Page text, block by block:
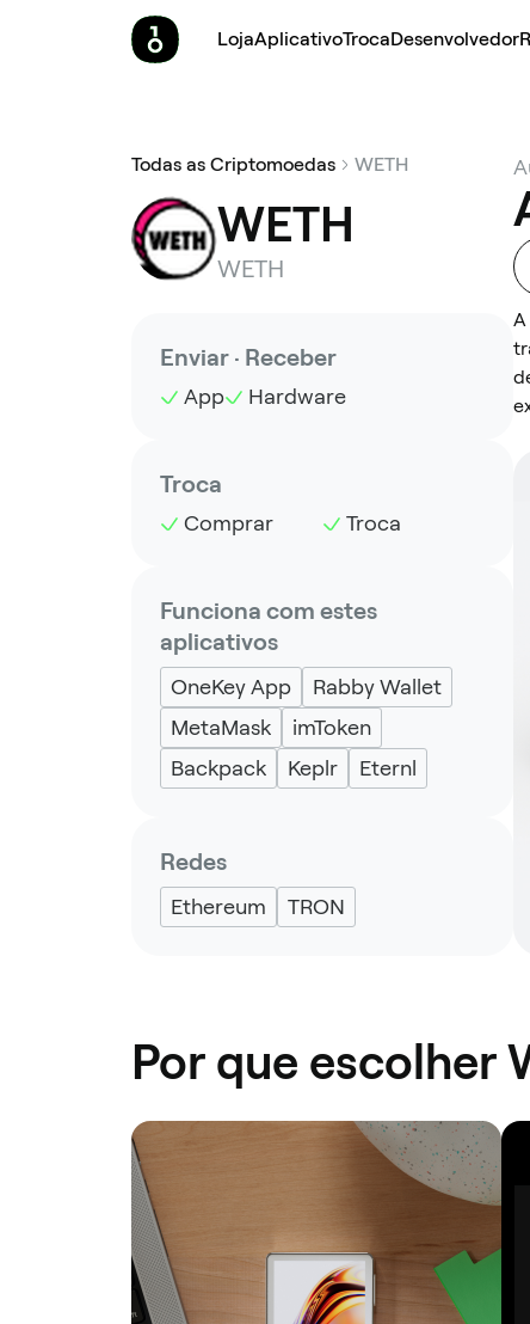
LojaAplicativoTrocaDesenvolvedor
Todas as Criptomoedas WETH
WETH
WETH
Enviar · Receber
App Hardware
Troca
Comprar Troca
Funciona com estes
aplicativos
OneKey App
Rabby Wallet
MetaMask
imToken
Backpack
Keplr Eternl
Redes
Ethereum TRON
Por que escolher